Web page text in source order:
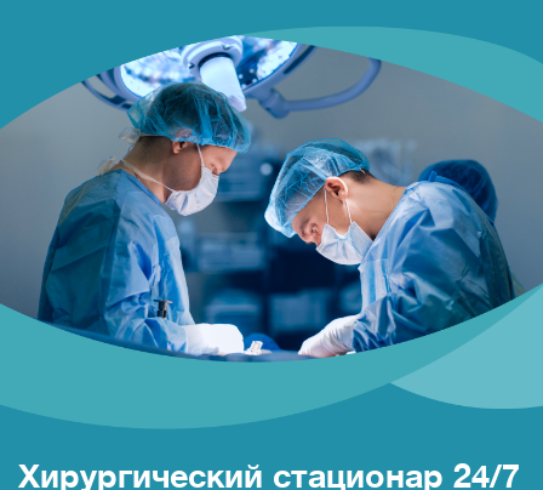
Хирургический стационар 24/7